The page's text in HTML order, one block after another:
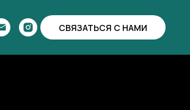
СВЯЗАТЬСЯ С НАМИ